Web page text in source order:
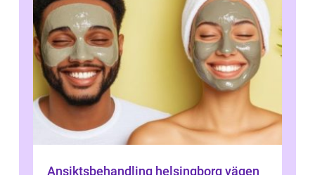
Ansiktsbehandling helsingborg vägen